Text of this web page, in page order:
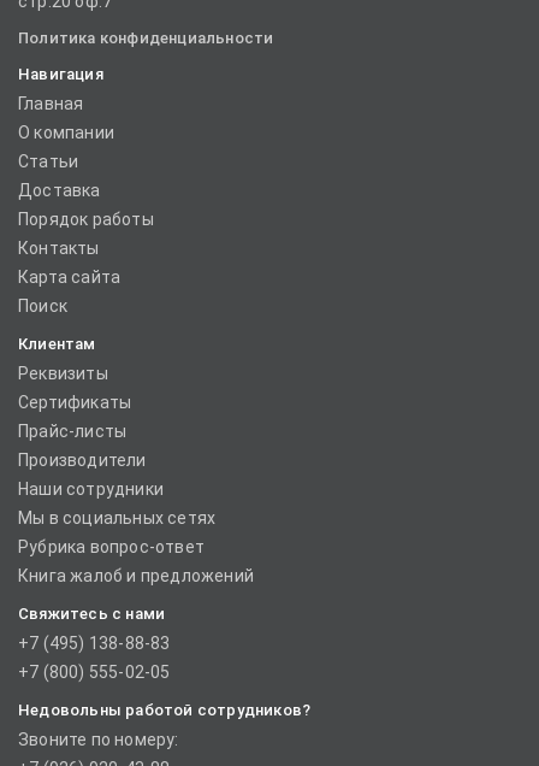
Политика конфиденциальности
Навигация
Главная
О компании
Статьи
Доставка
Порядок работы
Контакты
Карта сайта
Поиск
Клиентам
Реквизиты
Сертификаты
Прайс-листы
Производители
Наши сотрудники
Мы в социальных сетях
Рубрика вопрос-ответ
Книга жалоб и предложений
Свяжитесь с нами
+7 (495) 138-88-83
+7 (800) 555-02-05
Недовольны работой сотрудников?
Звоните по номеру: